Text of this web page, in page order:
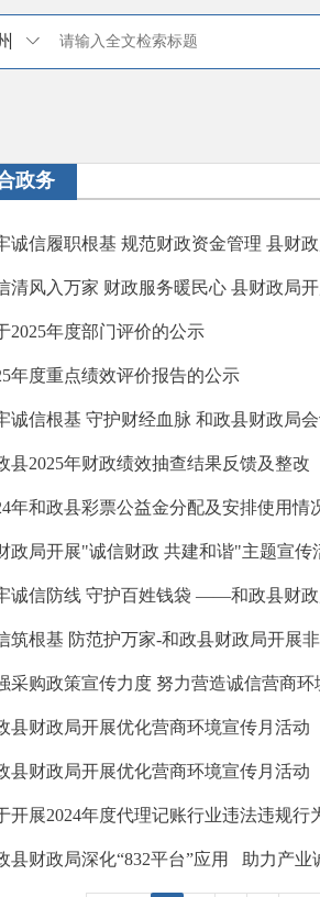
政务
诚信履职根基 规范财政资金管理 县财
清风入万家 财政服务暖民心 县财政局
2025年度部门评价的公示
年度重点绩效评价报告的公示
诚信根基 守护财经血脉 和政县财政局
县2025年财政绩效抽查结果反馈及整改
年和政县彩票公益金分配及安排使用情
政局开展"诚信财政 共建和谐"主题宣传
诚信防线 守护百姓钱袋 ——和政县财
筑根基 防范护万家-和政县财政局开展
采购政策宣传力度 努力营造诚信营商环
县财政局开展优化营商环境宣传月活动
县财政局开展优化营商环境宣传月活动
开展2024年度代理记账行业违法违规行
县财政局深化“832平台”应用 助力产业